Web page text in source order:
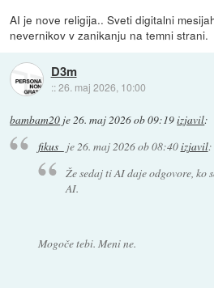
AI je nove religija.. Sveti digitalni
nevernikov v zanikanju na temni strani.
D3m
::26. maj 2026, 10:00
bambam20 je26. maj 2026 ob 09:19izjavil:
fikus_ je26. maj 2026 ob 08:40izjavil:
Že sedaj ti AI daje odgovore, ko
AI.
Mogoče tebi. Meni ne.